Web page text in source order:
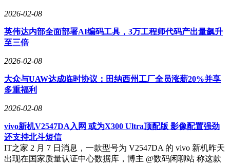
2026-02-08
英伟达内部全面部署AI编码工具，3万工程师代码产出量飙升
至三倍
2026-02-08
大众与UAW达成临时协议：田纳西州工厂全员涨薪20%并享
多重福利
2026-02-08
vivo新机V2547DA入网 或为X300 Ultra顶配版 影像配置强劲
还支持北斗短信
IT之家 2 月 7 日消息，一款型号为 V2547DA 的 vivo 新机昨天
出现在国家质量认证中心数据库，博主 @数码闲聊站 称这款